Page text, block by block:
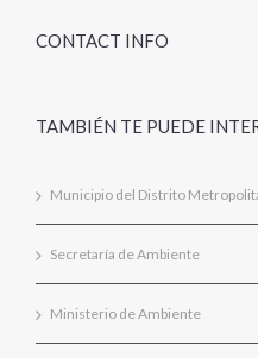
CONTACT INFO
TAMBIÉN TE PUEDE
Municipio del Distrito
Secretaría de Ambiente
Ministerio de Ambiente